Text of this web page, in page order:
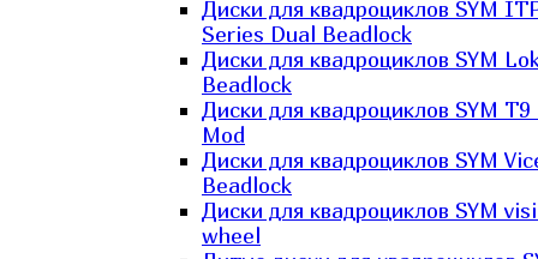
Диски для квадроциклов SYM
Series Dual Beadlock
Диски для квадроциклов SYM
Beadlock
Диски для квадроциклов SYM T9
Mod
Диски для квадроциклов SYM
Beadlock
Диски для квадроциклов SYM
wheel